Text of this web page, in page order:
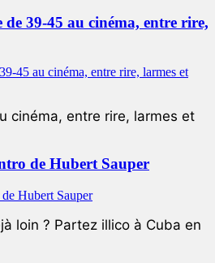
39-45 au cinéma, entre rire,
cinéma, entre rire, larmes et
de Hubert Sauper
loin ? Partez illico à Cuba en